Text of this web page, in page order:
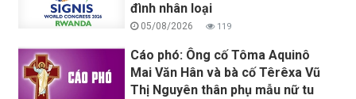
đình nhân loại
05/08/2026 119
Cáo phó: Ông cố Tôma Aquinô
Mai Văn Hân và bà cố Têrêxa Vũ
Thị Nguyên thân phụ mẫu nữ tu